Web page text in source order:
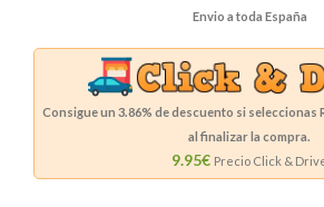
Envio a toda España
Consigue un 3.86% de descuento si seleccionas
al finalizar la compra.
9.95€ Precio Click &